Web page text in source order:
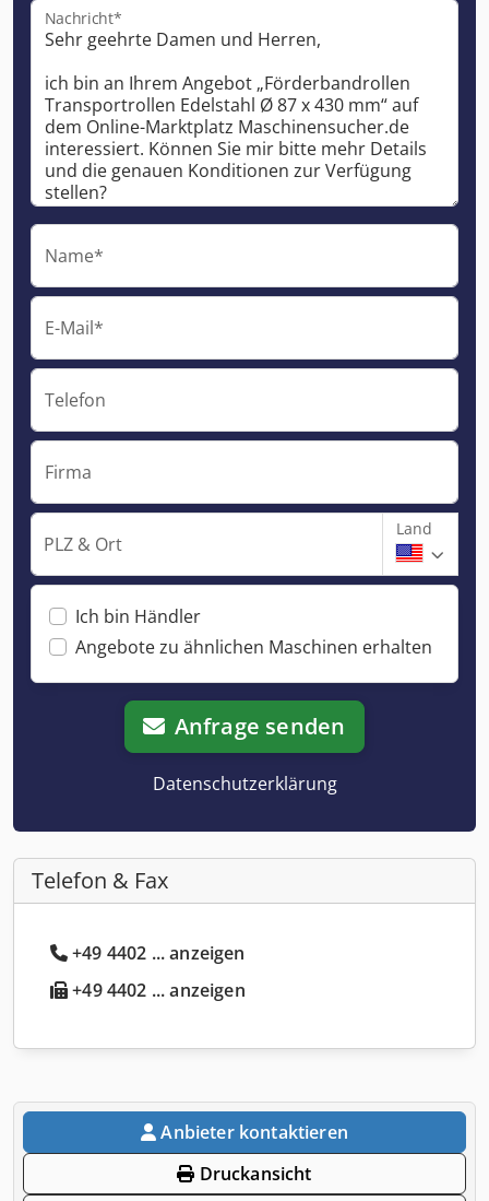
Nachricht*
Name*
E-Mail*
Telefon
Firma
PLZ & Ort
Land
Ich bin Händler
Angebote zu ähnlichen Maschinen erhalten
Anfrage senden
Datenschutzerklärung
Telefon & Fax
+49 4402 ... anzeigen
+49 4402 ... anzeigen
Anbieter kontaktieren
Druckansicht